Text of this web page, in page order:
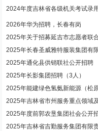
2024年度吉林省各级机关考试录
2026年华为招聘，长春有岗
2025年关于招募延吉市志愿者联
2025年长春圣威雅特服装集团有
2025年通化县供销联社公开招聘
2025年长影集团招聘（3人）
2025年能建绿色氢氨新能源（松
2025年吉林省市州服务重点领域
2025年度前郭农垦集团社会公开
2025年吉林省吉勤服务集团有限